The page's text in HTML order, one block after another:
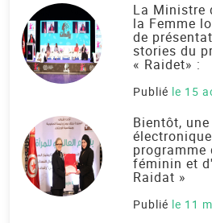
La Ministre
la Femme
de
stories du
« Raidet» :
Publié le 15
Bientôt,
programme
féminin et
Raidat »
Publié le 11